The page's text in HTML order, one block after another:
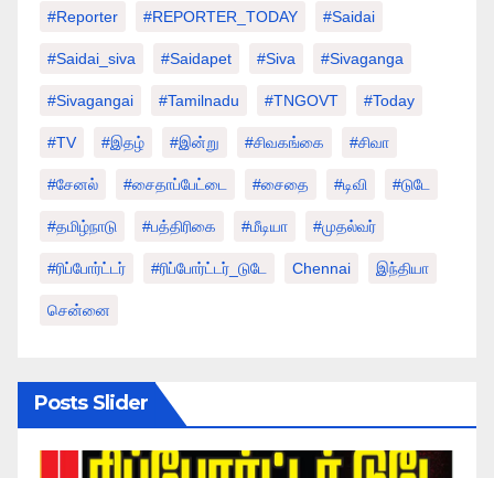
#Reporter #REPORTER_TODAY #saidai
#saidai_siva #saidapet #Siva #Sivaganga
#sivagangai #tamilnadu #TNGOVT #today
#TV #இதழ் #இன்று #சிவகங்கை #சிவா
#சேனல் #சைதாப்பேட்டை #சைதை #டிவி #டுடே
#தமிழ்நாடு #பத்திரிகை #மீடியா #முதல்வர்
#ரிப்போர்ட்டர் #ரிப்போர்ட்டர்_டுடே Chennai இந்தியா
சென்னை
Posts Slider